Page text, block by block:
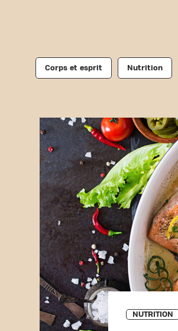
Corps et esprit Nutrition
NUTRITION